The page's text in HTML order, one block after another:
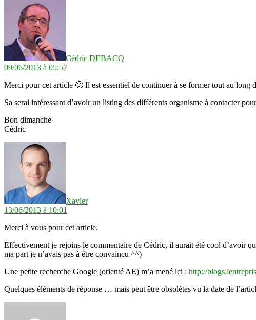
Cédric DEBACQ
09/06/2013 à 05:57
Merci pour cet article 🙂 Il est essentiel de continuer à se former tout au long
Sa serai intéressant d’avoir un listing des différents organisme à contacter
Bon dimanche
Cédric
Xavier
13/06/2013 à 10:01
Merci à vous pour cet article.
Effectivement je rejoins le commentaire de Cédric, il aurait été cool d’avoir
ma part je n’avais pas à être convaincu ^^)
Une petite recherche Google (orienté AE) m’a mené ici : http://
Quelques éléments de réponse … mais peut être obsolètes vu la date de